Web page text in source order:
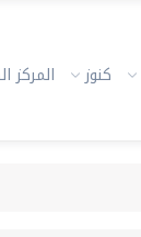
كنوز المركز